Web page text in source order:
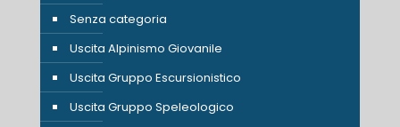
Senza categoria
Uscita Alpinismo Giovanile
Uscita Gruppo Escursionistico
Uscita Gruppo Speleologico